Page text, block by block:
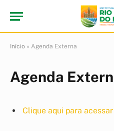
Início » Agenda Externa
Agenda
Clique aqui para acessar